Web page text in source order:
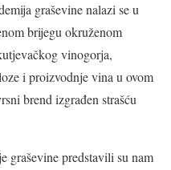
graševine nalazi se u
brijegu okruženom
vinogorja,
i proizvodnje vina u ovom
brend izgrađen strašću
graševine predstavili su nam